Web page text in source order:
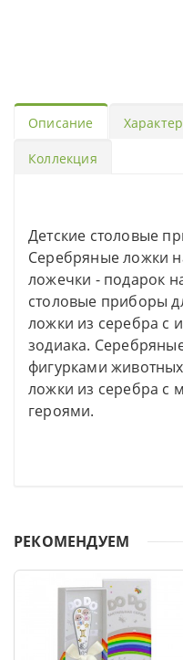
Описание
Коллекция
Детские столовые
Серебряные ложки
ложечки - подарок
столовые приборы
ложки из серебра с
зодиака.
фигурками
ложки из серебра с
героями.
РЕКОМЕНДУЕМ